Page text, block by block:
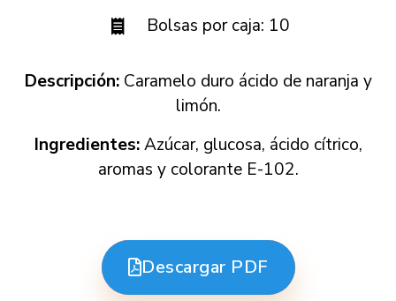
Bolsas por caja: 10
Descripción: Caramelo duro ácido de naranja y
limón.
Ingredientes:Azúcar, glucosa, ácido cítrico,
aromas y colorante E-102.
Descargar PDF